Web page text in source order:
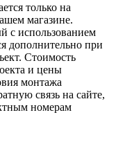
только на
магазине.
с использованием
дополнительно при
Стоимость
и цены
монтажа
связь на сайте,
номерам